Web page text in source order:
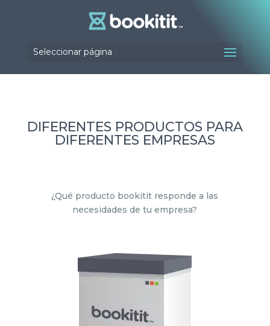
Seleccionar página
DIFERENTES PRODUCTOS PARA
DIFERENTES EMPRESAS
¿Qué producto bookitit responde a las
necesidades de tu empresa?